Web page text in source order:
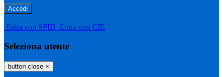
-
Entra con SPID Entra con CIE
Seleziona utente
button close ×